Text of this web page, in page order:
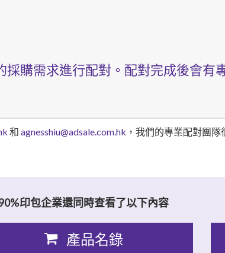
採購需求進行配對。配對完成後會有
和 agnesshiu@adsale.com.hk ，我們的專業配對團隊
印包企業還同時查看了以下內容
產品名錄